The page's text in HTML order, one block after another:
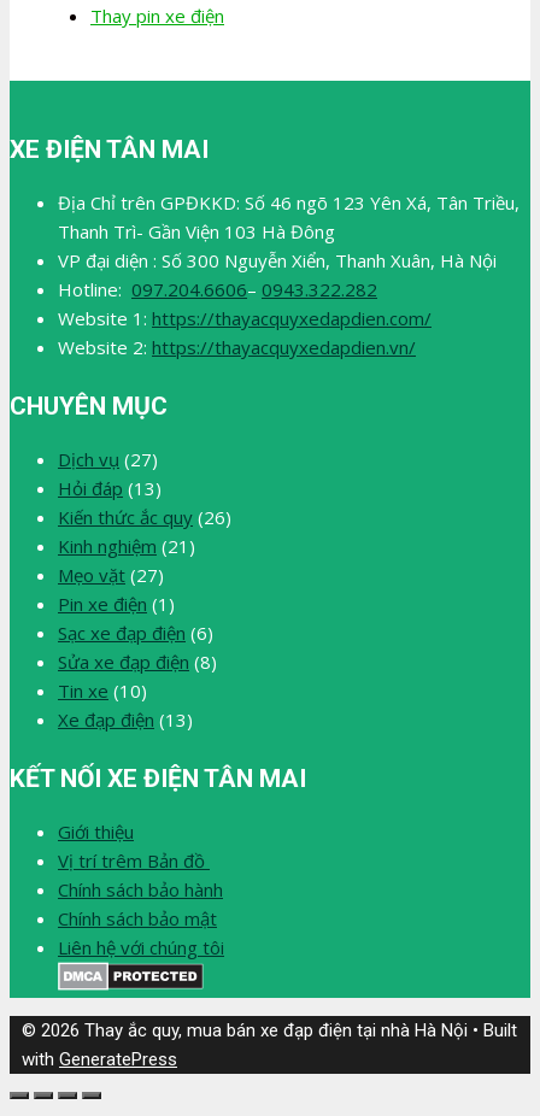
Thay pin xe điện
XE ĐIỆN TÂN MAI
Địa Chỉ trên GPĐKKD: Số 46 ngõ 123 Yên Xá, Tân Triều,
Thanh Trì- Gần Viện 103 Hà Đông
VP đại diện : Số 300 Nguyễn Xiển, Thanh Xuân, Hà Nội
Hotline: 097.204.6606– 0943.322.282
Website 1: https://thayacquyxedapdien.com/
Website 2: https://thayacquyxedapdien.vn/
CHUYÊN MỤC
Dịch vụ (27)
Hỏi đáp (13)
Kiến thức ắc quy (26)
Kinh nghiệm (21)
Mẹo vặt (27)
Pin xe điện (1)
Sạc xe đạp điện (6)
Sửa xe đạp điện (8)
Tin xe (10)
Xe đạp điện (13)
KẾT NỐI XE ĐIỆN TÂN MAI
Giới thiệu
Vị trí trêm Bản đồ
Chính sách bảo hành
Chính sách bảo mật
Liên hệ với chúng tôi
© 2026 Thay ắc quy, mua bán xe đạp điện tại nhà Hà Nội • Built
with GeneratePress